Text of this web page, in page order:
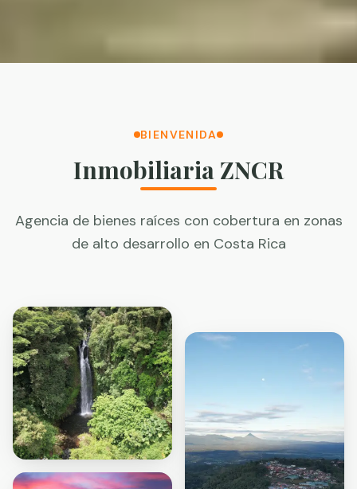
BIENVENIDA
Inmobiliaria ZNCR
Agencia de bienes raíces con cobertura en zonas
de alto desarrollo en Costa Rica